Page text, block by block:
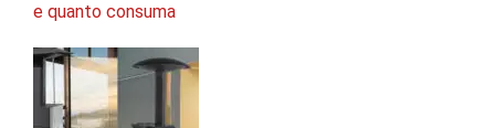
e quanto consuma